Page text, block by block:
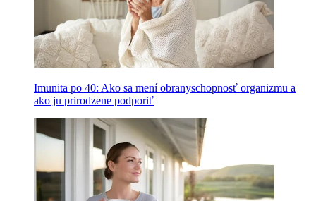
Imunita po 40: Ako sa mení obranyschopnosť organizmu a
ako ju prirodzene podporiť